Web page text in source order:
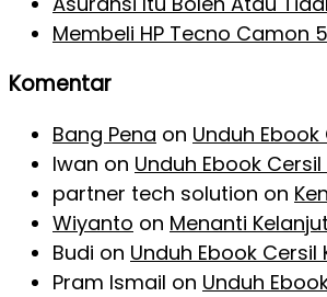
Membeli HP Tecno Camon
Komentar
Bang Pena on Unduh Ebook
Iwan on Unduh Ebook
partner tech solution on
Wiyanto on Menanti
Budi on Unduh Ebook Cersil
Pram Ismail on Unduh